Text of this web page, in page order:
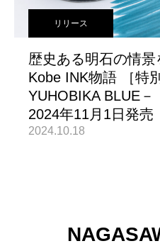
リリース
歴史ある明石の情
Kobe INK物語 ［特
YUHOBIKA BLUE－
2024年11月1日発売
2024.10.18